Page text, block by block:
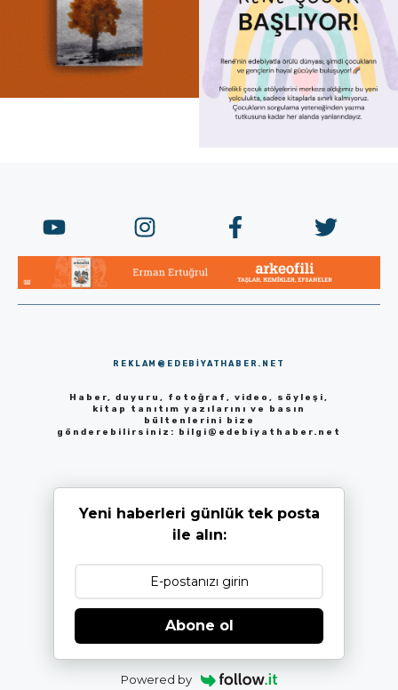
REKLAM@EDEBIYATHABER.NET
Haber, duyuru, fotoğraf, video, söyleşi,
kitap tanıtım yazılarını ve basın
bültenlerini bize
gönderebilirsiniz: bilgi@edebiyathaber.net
Yeni haberleri günlük tek posta
ile alın:
Abone ol
Powered by